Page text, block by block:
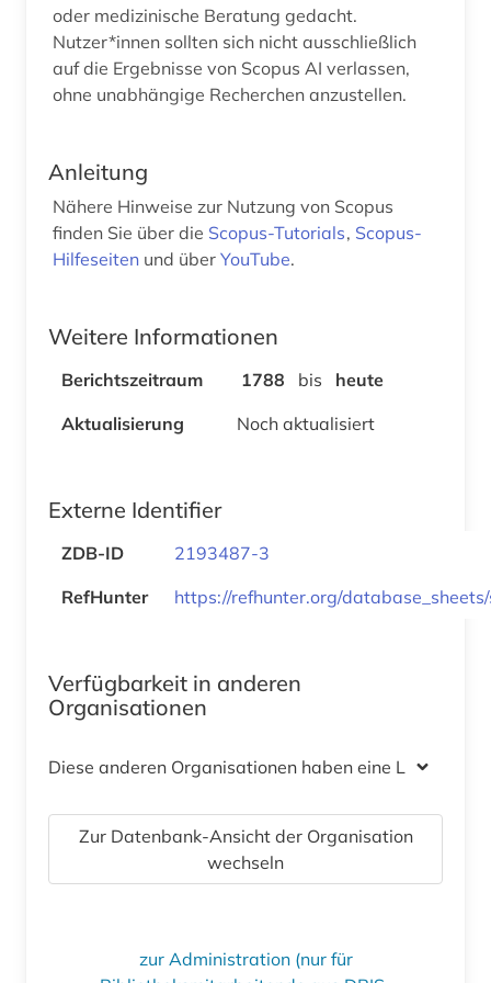
oder medizinische Beratung gedacht.
Nutzer*innen sollten sich nicht ausschließlich
auf die Ergebnisse von Scopus AI verlassen,
ohne unabhängige Recherchen anzustellen.
Anleitung
Nähere Hinweise zur Nutzung von Scopus
finden Sie über die Scopus-Tutorials, Scopus-
Hilfeseiten und über YouTube.
Weitere Informationen
Berichtszeitraum 1788 bis
heute
Aktualisierung
Noch aktualisiert
Externe Identifier
ZDB-ID
2193487-3
RefHunter
https://refhunter.org/
Verfügbarkeit in anderen
Organisationen
Diese anderen Organisationen haben eine Lizenz
Zur Datenbank-Ansicht der Organisation
wechseln
zur Administration (nur für